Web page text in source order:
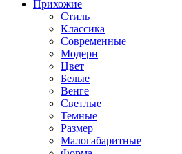
Прихожие
Стиль
Классика
Современные
Модерн
Цвет
Белые
Венге
Светлые
Темные
Размер
Малогабаритные